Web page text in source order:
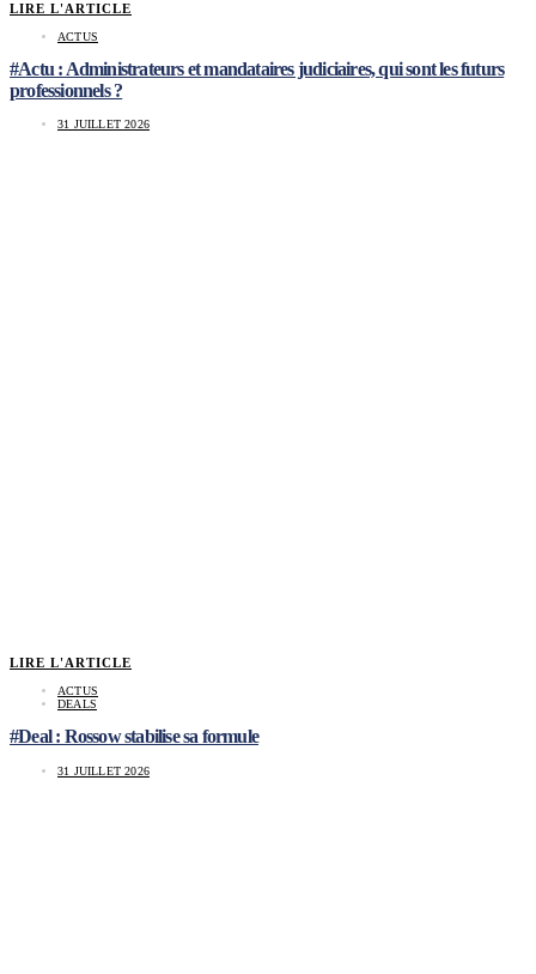
LIRE L'ARTICLE
ACTUS
#Actu : Administrateurs et mandataires judiciaires, qui sont les futurs
professionnels ?
31 JUILLET 2026
LIRE L'ARTICLE
ACTUS
DEALS
#Deal : Rossow stabilise sa formule
31 JUILLET 2026